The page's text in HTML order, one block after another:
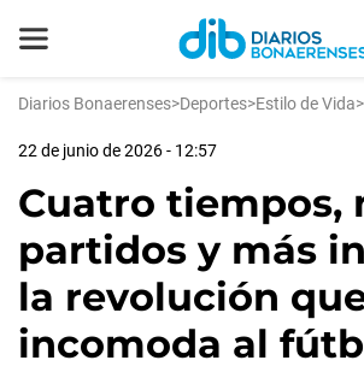
Diarios Bonaerenses>Deportes>Estilo de Vida>
22 de junio de 2026 - 12:57
Cuatro tiempos,
partidos y más
la revolución
incomoda al